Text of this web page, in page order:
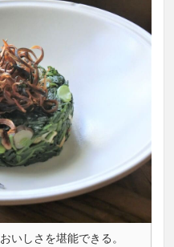
いしさを堪能できる。